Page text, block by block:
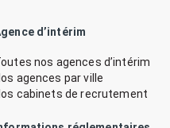
d’intérim
nos agences d’intérim
agences par ville
cabinets de recrutement